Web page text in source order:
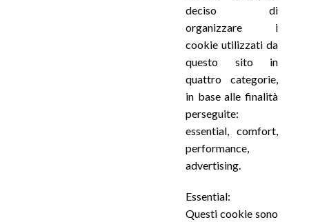
deciso di
organizzare i
cookie utilizzati da
questo sito in
quattro categorie,
in base alle finalità
perseguite:
essential, comfort,
performance,
advertising.
Essential:
Questi cookie sono